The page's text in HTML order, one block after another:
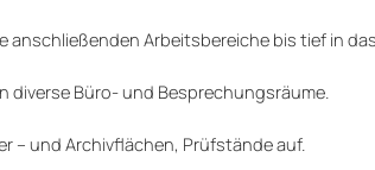
anschließenden Arbeitsbereiche bis tief in
diverse Büro- und Besprechungsräume.
– und Archivflächen, Prüfstände auf.